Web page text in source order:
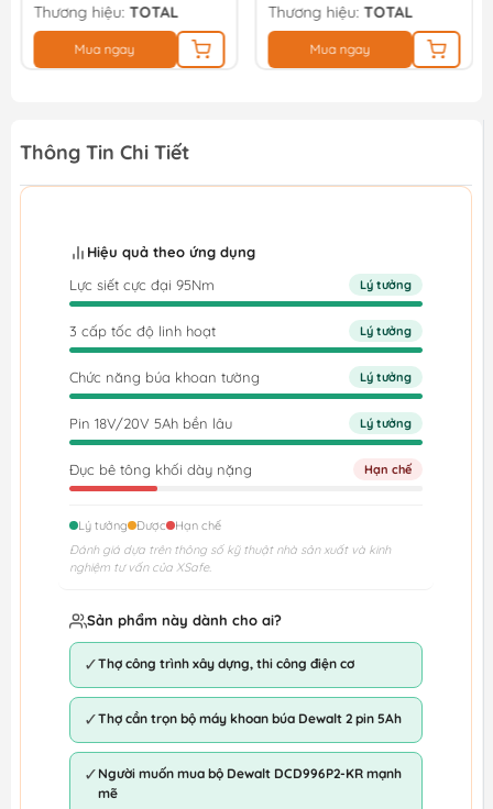
Thương hiệu: TOTAL
Mua ngay
Thương hiệu:TOTAL
Mua ngay
Thông Tin Chi Tiết
Hiệu quả theo ứng dụng
Lực siết cực đại 95Nm
Lý tưởng
3 cấp tốc độ linh hoạt Lý tưởng
Chức năng búa khoan tường Lý tưởng
Pin 18V/20V 5Ah bền lâu Lý tưởng
Đục bê tông khối dày nặng Hạn chế
Lý tưởng Được
Hạn chế
Đánh giá dựa trên thông số kỹ thuật nhà sản xuất và kinh
nghiệm tư vấn của XSafe.
Sản phẩm này dành cho ai?
✓Thợ công trình xây dựng, thi công điện cơ
✓Thợ cần trọn bộ máy khoan búa Dewalt 2 pin 5Ah
✓ Người muốn mua bộ Dewalt DCD996P2-KR mạnh
mẽ